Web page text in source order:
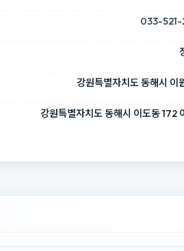
033-521-
강원특별자치도 동해시 이
강원특별자치도 동해시 이도동 172